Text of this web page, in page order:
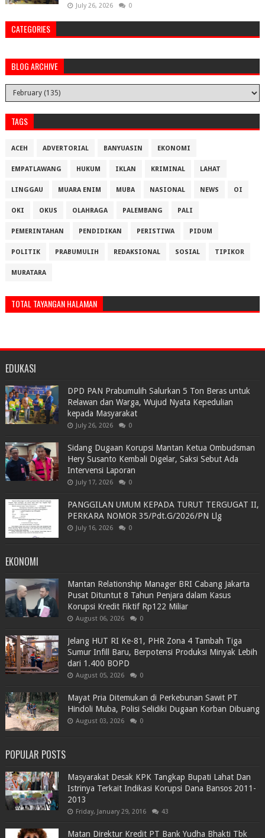
July 26, 2026 0
CATEGORIES
BLOG ARCHIVE
TAGS
ACEH ADVERTORIAL BANYUASIN EKONOMI
EMPATLAWANG HUKUM IKLAN KRIMINAL LAHAT
LINGGAU MUARA ENIM MUBA NASIONAL NEWS OI
OKI OKUS OLAHRAGA PALEMBANG PALI
PEMERINTAHAN PENDIDIKAN PERISTIWA PIDUM
POLITIK PRABUMULIH REDAKSIONAL SOSIAL TIPIKOR
MURATARA
TOTAL TAYANGAN HALAMAN
EDUKASI
DPD PAN Prabumulih Salurkan 5 Ton Beras untuk
Relawan dan Warga, Wujud Nyata Kepedulian
kepada Masyarakat
July 26, 2026 0
Sidang Dugaan Korupsi Mantan Ketua Ombudsman
Hery Susanto Kembali Digelar, Saksi Sebut Ada
Intervensi Laporan
July 17, 2026 0
PANGGILAN UMUM KEPADA TURUT TERGUGAT II,
PERKARA NOMOR 35/Pdt.G/2026/PN Llg
July 16, 2026 0
EKONOMI
Mantan Relationship Manager BRI Cabang Jakarta
Pusat Dituntut 8 Tahun Penjara dalam Kasus
Korupsi Kredit Fiktif Rp122 Miliar
August 06, 2026 0
Jelang HUT RI Ke-81, PHR Zona 4 Tambah Tiga
Sumur Infill Baru, Berpotensi Produksi Minyak Lebih
dari 1.400 BOPD
August 05, 2026 0
Mayat Pria Ditemukan di Perkebunan Sawit PT
Hindoli Muba, Polisi Selidiki Dugaan Korban Dibuang
August 03, 2026 0
POPULAR POSTS
Masyarakat Desak KPK Tangkap Bupati Lahat Dan
Istrinya Terkait Indikasi Korupsi Dana Bansos 2011-
2013
Friday, January 29, 2016 43
Matan Direktur Kredit PT Bank Yudha Bhakti Tbk